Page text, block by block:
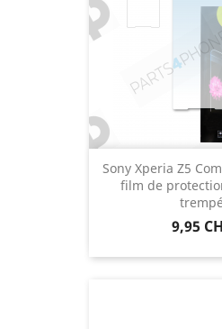
Sony Xperia Z5
film de
Prix
9,95